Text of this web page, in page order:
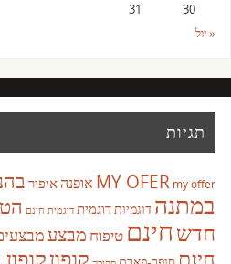
30
31
« יול
תגיות
MY OFER my offer אופנהאיפור
במתנה דוגמיותדוגמית דוגמית חינם
חדשחינם טיפוח מבצע
קופון